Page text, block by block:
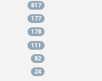
817
177
178
111
82
24